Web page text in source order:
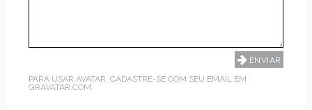
PARA USAR AVATAR, CADASTRE-SE COM SEU EMAIL EM
GRAVATAR.COM